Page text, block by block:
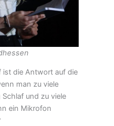
ist die Antwort auf die
man zu viele
und zu viele
ein Mikrofon